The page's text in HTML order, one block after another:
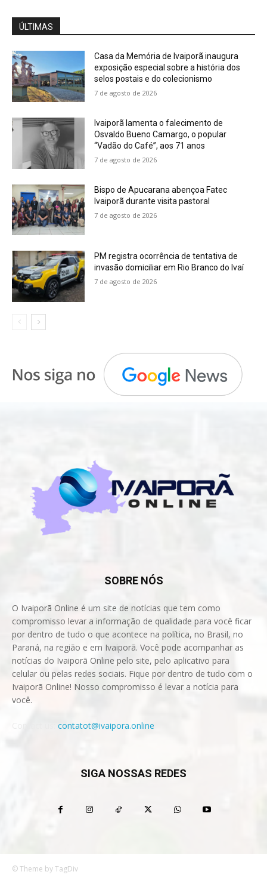
ÚLTIMAS
Casa da Memória de Ivaiporã inaugura
exposição especial sobre a história dos
selos postais e do colecionismo
7 de agosto de 2026
Ivaiporã lamenta o falecimento de
Osvaldo Bueno Camargo, o popular
“Vadão do Café”, aos 71 anos
7 de agosto de 2026
Bispo de Apucarana abençoa Fatec
Ivaiporã durante visita pastoral
7 de agosto de 2026
PM registra ocorrência de tentativa de
invasão domiciliar em Rio Branco do Ivaí
7 de agosto de 2026
SOBRE NÓS
O Ivaiporã Online é um site de notícias que tem como
compromisso levar a informação de qualidade para você ficar
por dentro de tudo o que acontece na política, no Brasil, no
Paraná, na região e em Ivaiporã. Você pode acompanhar as
notícias do Ivaiporã Online pelo site, pelo aplicativo para
celular ou pelas redes sociais. Fique por dentro de tudo com o
Ivaiporã Online! Nosso compromisso é levar a notícia para
você.
contatot@ivaipora.online
SIGA NOSSAS REDES
© Theme by TagDiv